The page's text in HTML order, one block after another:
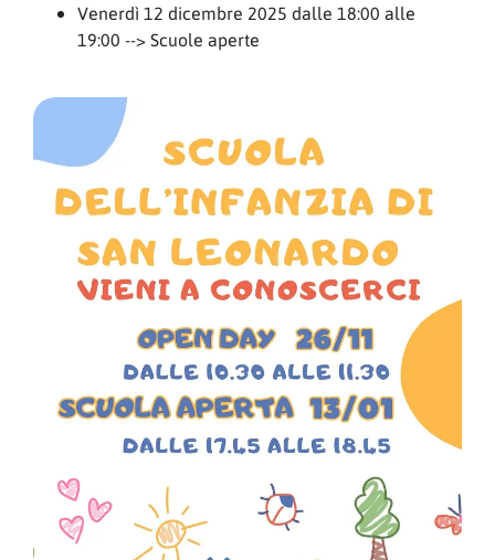
Venerdì 12 dicembre 2025 dalle 18:00 alle
19:00 --> Scuole aperte